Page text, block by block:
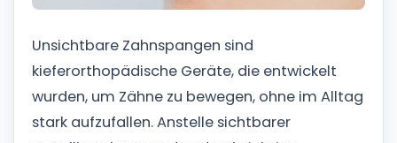
Unsichtbare Zahnspangen sind
kieferorthopädische Geräte, die entwickelt
wurden, um Zähne zu bewegen, ohne im Alltag
stark aufzufallen. Anstelle sichtbarer